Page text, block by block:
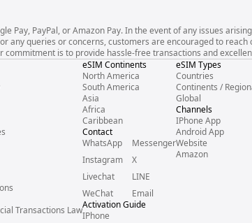
Pay, PayPal, or Amazon Pay. In the event of any issues
queries or concerns, customers are encouraged to
is to provide hassle-free transactions and
Transactions Law
eSIM Continents
North America
South America
Asia
Africa
Caribbean
Contact
WhatsApp
Messenger
Instagram
X
Livechat
LINE
WeChat
Email
Activation Guide
IPhone
eSIM Types
Countries
Continents /
Global
Channels
IPhone App
Android App
Website
Amazon